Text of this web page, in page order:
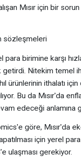
Mısır için bir
sözleşmeleri
para birimine karşı
getirdi. Nitekim temel
ürünlerinin ithalatı
Bu da Mısır'da
edeceği anlamına
göre, Mısır'da
için yerel
ulaşması gerekiyor.